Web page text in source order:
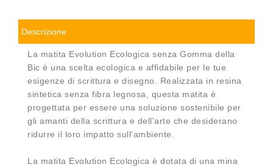
Descrizione
La matita Evolution Ecologica senza Gomma della
Bic è una scelta ecologica e affidabile per le tue
esigenze di scrittura e disegno. Realizzata in resina
sintetica senza fibra legnosa, questa matita è
progettata per essere una soluzione sostenibile per
gli amanti della scrittura e dell'arte che desiderano
ridurre il loro impatto sull'ambiente.
La matita Evolution Ecologica è dotata di una mina